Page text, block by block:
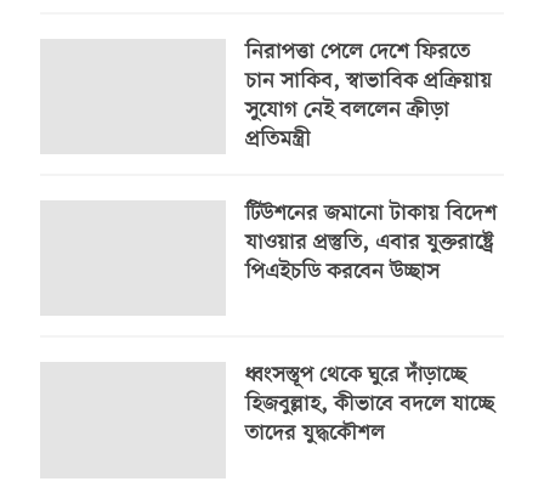
নিরাপত্তা পেলে দেশে ফিরতে
চান সাকিব, স্বাভাবিক প্রক্রিয়ায়
সুযোগ নেই বললেন ক্রীড়া
প্রতিমন্ত্রী
টিউশনের জমানো টাকায় বিদেশ
যাওয়ার প্রস্তুতি, এবার যুক্তরাষ্ট্রে
পিএইচডি করবেন উচ্ছাস
ধ্বংসস্তূপ থেকে ঘুরে দাঁড়াচ্ছে
হিজবুল্লাহ, কীভাবে বদলে যাচ্ছে
তাদের যুদ্ধকৌশল